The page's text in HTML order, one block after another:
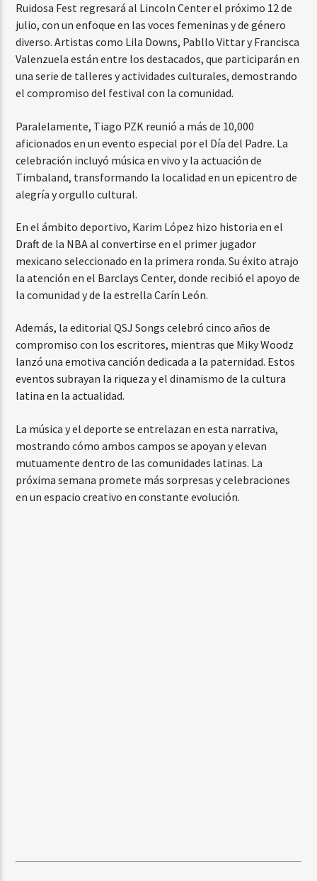
Ruidosa Fest regresará al Lincoln Center el próximo 12 de
julio, con un enfoque en las voces femeninas y de género
diverso. Artistas como Lila Downs, Pabllo Vittar y Francisca
Valenzuela están entre los destacados, que participarán en
una serie de talleres y actividades culturales, demostrando
el compromiso del festival con la comunidad.
Paralelamente, Tiago PZK reunió a más de 10,000
aficionados en un evento especial por el Día del Padre. La
celebración incluyó música en vivo y la actuación de
Timbaland, transformando la localidad en un epicentro de
alegría y orgullo cultural.
En el ámbito deportivo, Karim López hizo historia en el
Draft de la NBA al convertirse en el primer jugador
mexicano seleccionado en la primera ronda. Su éxito atrajo
la atención en el Barclays Center, donde recibió el apoyo de
la comunidad y de la estrella Carín León.
Además, la editorial QSJ Songs celebró cinco años de
compromiso con los escritores, mientras que Miky Woodz
lanzó una emotiva canción dedicada a la paternidad. Estos
eventos subrayan la riqueza y el dinamismo de la cultura
latina en la actualidad.
La música y el deporte se entrelazan en esta narrativa,
mostrando cómo ambos campos se apoyan y elevan
mutuamente dentro de las comunidades latinas. La
próxima semana promete más sorpresas y celebraciones
en un espacio creativo en constante evolución.